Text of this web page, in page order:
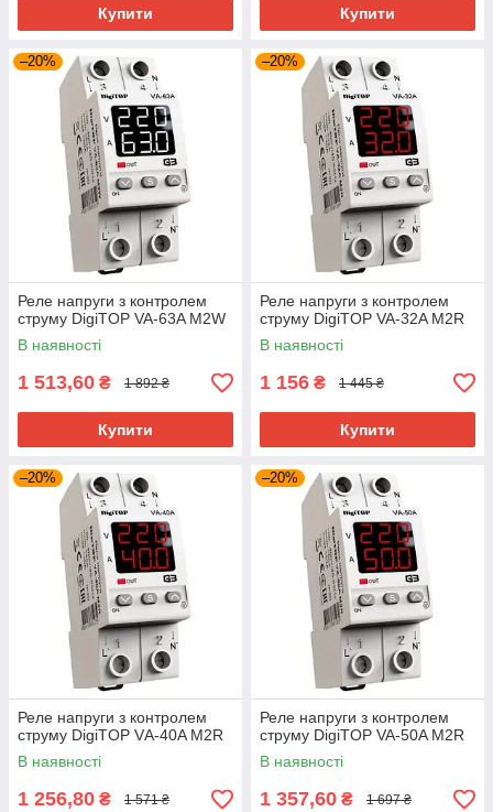
Купити Купити
–20%
Реле напруги з контролем
струму DigiTOP VA-63A M2W
В наявності
1 513,60 ₴ 1 892 ₴
Купити
–20%
Реле напруги з контролем
струму DigiTOP VA-32A M2R
В наявності
1 156 ₴ 1 445 ₴
Купити
–20%
Реле напруги з контролем
струму DigiTOP VА-40A M2R
В наявності
1 256,80 ₴ 1 571 ₴
–20%
Реле напруги з контролем
струму DigiTOP VA-50A M2R
В наявності
1 357,60 ₴ 1 697 ₴